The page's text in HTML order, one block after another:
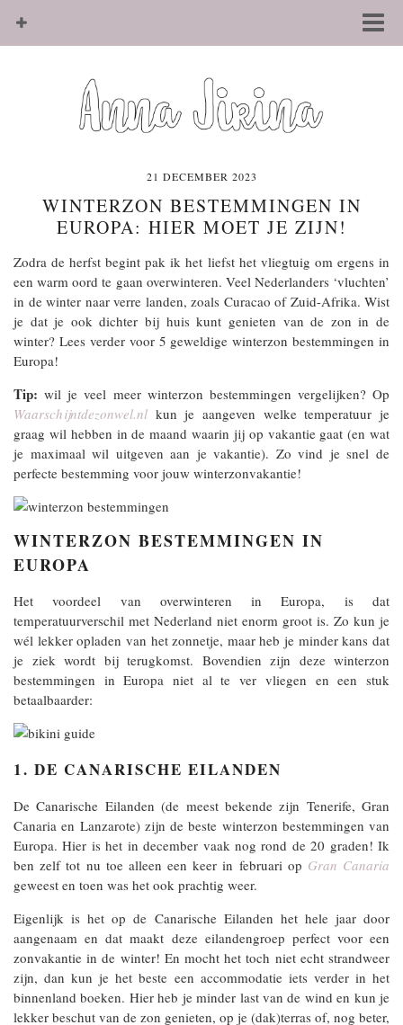
21 DECEMBER 2023
WINTERZON BESTEMMINGEN IN
EUROPA: HIER MOET JE ZIJN!
Zodra de herfst begint pak ik het liefst het vliegtuig om ergens in
een warm oord te gaan overwinteren. Veel Nederlanders ‘vluchten’
in de winter naar verre landen, zoals Curacao of Zuid-Afrika. Wist
je dat je ook dichter bij huis kunt genieten van de zon in de
winter? Lees verder voor 5 geweldige winterzon bestemmingen in
Europa!
Tip:wil je veel meer winterzon bestemmingen vergelijken? Op
Waarschijntdezonwel.nl kun je aangeven welke temperatuur je
graag wil hebben in de maand waarin jij op vakantie gaat (en wat
je maximaal wil uitgeven aan je vakantie). Zo vind je snel de
perfecte bestemming voor jouw winterzonvakantie!
WINTERZON BESTEMMINGEN IN
EUROPA
Het voordeel van overwinteren in Europa, is dat
temperatuurverschil met Nederland niet enorm groot is. Zo kun je
wél lekker opladen van het zonnetje, maar heb je minder kans dat
je ziek wordt bij terugkomst. Bovendien zijn deze winterzon
bestemmingen in Europa niet al te ver vliegen en een stuk
betaalbaarder:
1. DE CANARISCHE EILANDEN
De Canarische Eilanden (de meest bekende zijn Tenerife, Gran
Canaria en Lanzarote) zijn de beste winterzon bestemmingen van
Europa. Hier is het in december vaak nog rond de 20 graden! Ik
ben zelf tot nu toe alleen een keer in februari op Gran Canaria
geweest en toen was het ook prachtig weer.
Eigenlijk is het op de Canarische Eilanden het hele jaar door
aangenaam en dat maakt deze eilandengroep perfect voor een
zonvakantie in de winter! En mocht het toch niet echt strandweer
zijn, dan kun je het beste een accommodatie iets verder in het
binnenland boeken. Hier heb je minder last van de wind en kun je
lekker beschut van de zon genieten, op je (dak)terras of, nog beter,